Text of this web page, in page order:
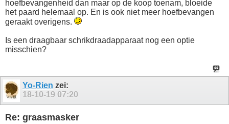
hoefbevangenheid dan maar op de koop toenam, bloeide
het paard helemaal op. En is ook niet meer hoefbevangen
geraakt overigens.
Is een draagbaar schrikdraadapparaat nog een optie
misschien?
Yo-Rien zei:
18-10-19 07:20
Re: graasmasker